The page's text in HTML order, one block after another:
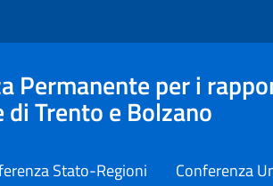
Permanente per i
Trento e Bolzano
Stato-Regioni Conferenza